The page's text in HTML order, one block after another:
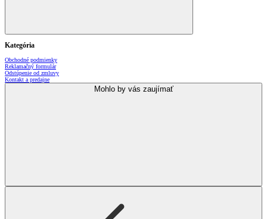
Kategória
Obchodné podmienky
Reklamačný formulár
Odstúpenie od zmluvy
Kontakt a predajne
Mohlo by vás zaujímať